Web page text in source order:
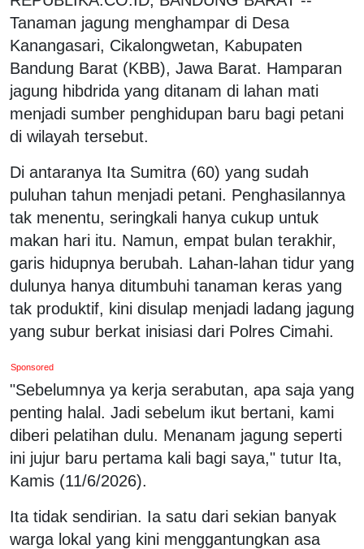
Tanaman jagung menghampar di Desa
Kanangasari, Cikalongwetan, Kabupaten
Bandung Barat (KBB), Jawa Barat. Hamparan
jagung hibdrida yang ditanam di lahan mati
menjadi sumber penghidupan baru bagi petani
di wilayah tersebut.
Di antaranya Ita Sumitra (60) yang sudah
puluhan tahun menjadi petani. Penghasilannya
tak menentu, seringkali hanya cukup untuk
makan hari itu. Namun, empat bulan terakhir,
garis hidupnya berubah. Lahan-lahan tidur yang
dulunya hanya ditumbuhi tanaman keras yang
tak produktif, kini disulap menjadi ladang jagung
yang subur berkat inisiasi dari Polres Cimahi.
Sponsored
"Sebelumnya ya kerja serabutan, apa saja yang
penting halal. Jadi sebelum ikut bertani, kami
diberi pelatihan dulu. Menanam jagung seperti
ini jujur baru pertama kali bagi saya," tutur Ita,
Kamis (11/6/2026).
Ita tidak sendirian. Ia satu dari sekian banyak
warga lokal yang kini menggantungkan asa